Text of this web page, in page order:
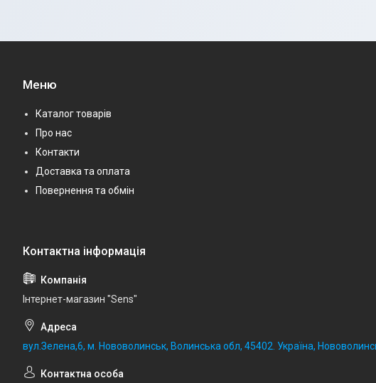
Меню
Каталог товарів
Про нас
Контакти
Доставка та оплата
Повернення та обмін
Iнтернет-магазин "Sens"
вул.Зелена,6, м. Нововолинськ, Волинська обл, 45402. Україна,